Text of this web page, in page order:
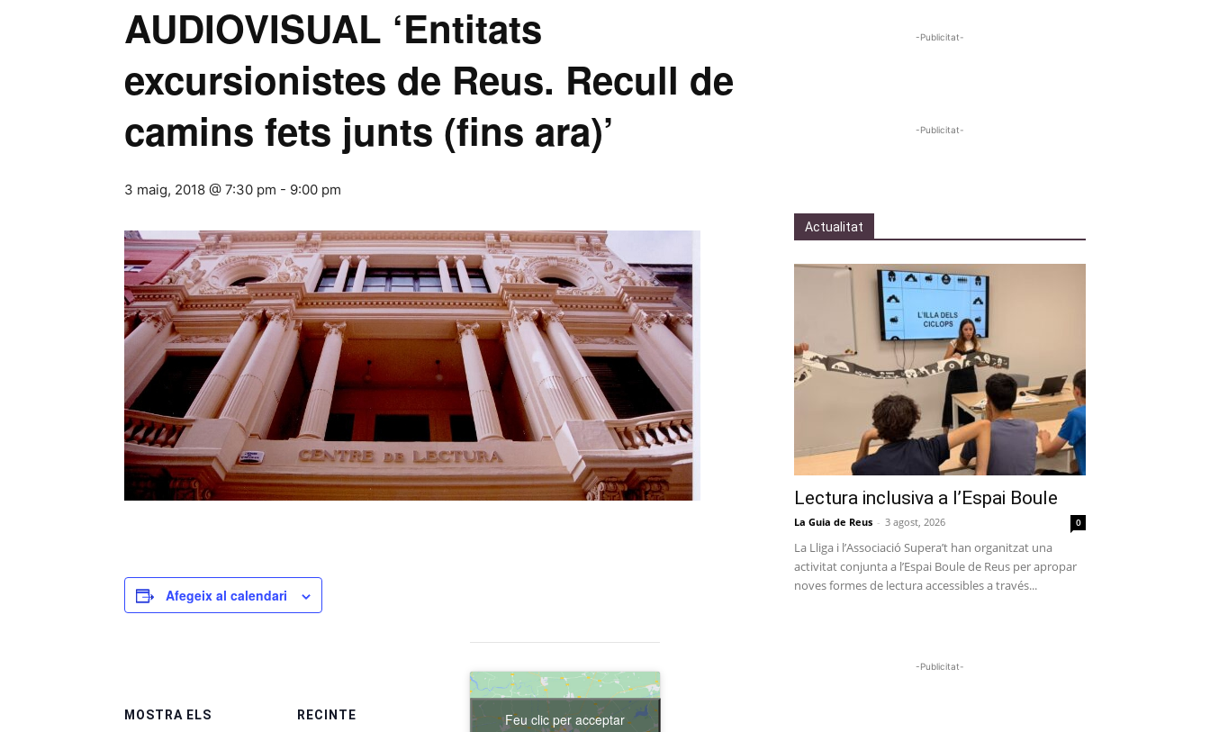
AUDIOVISUAL ‘Entitats
excursionistes de Reus. Recull de
camins fets junts (fins ara)’
3 maig, 2018 @ 7:30 pm - 9:00 pm
Afegeix al calendari
MOSTRA ELS RECINTE
Feu clic per acceptar
-Publicitat-
-Publicitat-
Actualitat
Lectura inclusiva a l’Espai Boule
La Guia de Reus - 3 agost, 2026 0
La Lliga i l’Associació Supera’t han organitzat una
activitat conjunta a l’Espai Boule de Reus per apropar
noves formes de lectura accessibles a través...
-Publicitat-